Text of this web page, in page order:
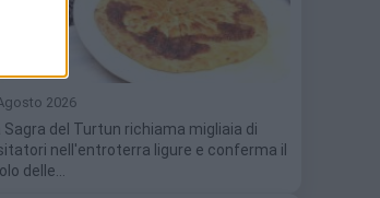
2026
Sagra del Turtun richiama migliaia di
nell'entroterra ligure e conferma il
delle…